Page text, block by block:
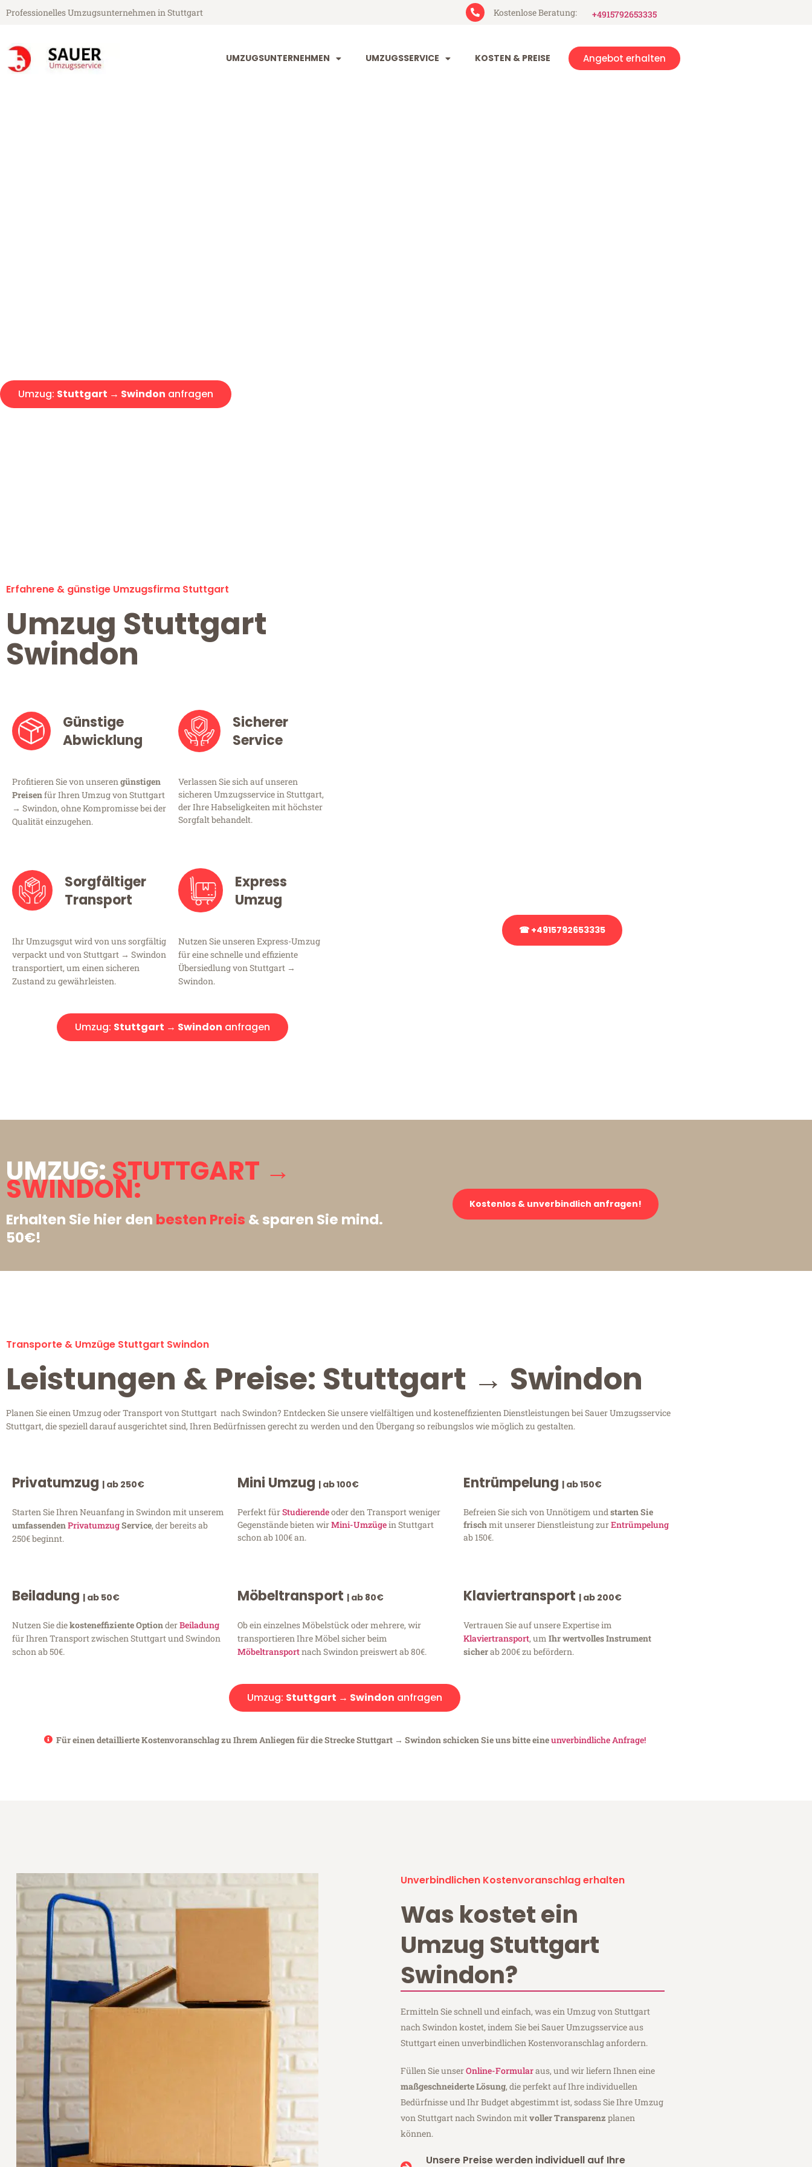
Professionelles Umzugsunternehmen in Stuttgart Kostenlose Beratung: +4915792653335
UMZUGSUNTERNEHMEN UMZUGSSERVICE KOSTEN & PREISE Angebot erhalten
Umzug: Stuttgart → Swindon anfragen
Erfahrene & günstige Umzugsfirma Stuttgart
Umzug Stuttgart
Swindon
Günstige
Abwicklung
Profitieren Sie von unserengünstigen
Preisenfür Ihren Umzug von Stuttgart
→ Swindon, ohne Kompromisse bei der
Qualität einzugehen.
Sicherer
Service
Verlassen Sie sich auf unseren
sicheren Umzugsservice in Stuttgart,
der Ihre Habseligkeiten mit höchster
Sorgfalt behandelt.
Sorgfältiger
Transport
Ihr Umzugsgut wird von uns sorgfältig
verpackt und von Stuttgart → Swindon
transportiert, um einen sicheren
Zustand zu gewährleisten.
Express
Umzug
Nutzen Sie unseren Express-Umzug
für eine schnelle und effiziente
Übersiedlung von Stuttgart →
Swindon.
Umzug: Stuttgart → Swindon anfragen
☎ +4915792653335
UMZUG:STUTTGART →
SWINDON:
Erhalten Sie hier den besten Preis & sparen Sie mind.
50€!
Kostenlos & unverbindlich anfragen!
Transporte & Umzüge Stuttgart Swindon
Leistungen & Preise: Stuttgart → Swindon
Planen Sie einen Umzug oder Transport von Stuttgart nach Swindon? Entdecken Sie unsere vielfältigen und kosteneffizienten Dienstleistungen bei Sauer Umzugsservice
Stuttgart, die speziell darauf ausgerichtet sind, Ihren Bedürfnissen gerecht zu werden und den Übergang so reibungslos wie möglich zu gestalten.
Privatumzug | ab 250€
Starten Sie Ihren Neuanfang in Swindon mit unserem
umfassendenPrivatumzugService, der bereits ab
250€ beginnt.
Mini Umzug | ab 100€
Perfekt fürStudierendeoder den Transport weniger
Gegenstände bieten wirMini-Umzügein Stuttgart
schon ab 100€ an.
Entrümpelung | ab 150€
Befreien Sie sich von Unnötigem und starten Sie
frischmit unserer Dienstleistung zurEntrümpelung
ab 150€.
Beiladung | ab 50€
Nutzen Sie diekosteneffiziente OptionderBeiladung
für Ihren Transport zwischen Stuttgart und Swindon
schon ab 50€.
Möbeltransport | ab 80€
Ob ein einzelnes Möbelstück oder mehrere, wir
transportieren Ihre Möbel sicher beim
Möbeltransportnach Swindon preiswert ab 80€.
Klaviertransport | ab 200€
Vertrauen Sie auf unsere Expertise im
Klaviertransport, um Ihr wertvolles Instrument
sicherab 200€ zu befördern.
Umzug: Stuttgart → Swindon anfragen
Für einen detaillierte Kostenvoranschlag zu Ihrem Anliegen für die Strecke Stuttgart → Swindon schicken Sie uns bitte eineunverbindliche Anfrage!
Unverbindlichen Kostenvoranschlag erhalten
Was kostet ein
Umzug Stuttgart
Swindon?
Ermitteln Sie schnell und einfach, was ein Umzug von Stuttgart
nach Swindon kostet, indem Sie bei Sauer Umzugsservice aus
Stuttgart einen unverbindlichen Kostenvoranschlag anfordern.
Füllen Sie unserOnline-Formularaus, und wir liefern Ihnen eine
maßgeschneiderte Lösung, die perfekt auf Ihre individuellen
Bedürfnisse und Ihr Budget abgestimmt ist, sodass Sie Ihre Umzug
von Stuttgart nach Swindon mitvoller Transparenz planen
können.
Unsere Preise werden individuell auf Ihre